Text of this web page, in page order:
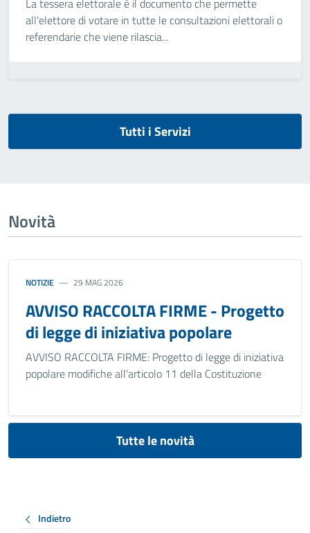
La tessera elettorale è il documento che permette
all'elettore di votare in tutte le consultazioni elettorali o
referendarie che viene rilascia...
Tutti i Servizi
Novità
NOTIZIE 29 MAG 2026
AVVISO RACCOLTA FIRME - Progetto
di legge di iniziativa popolare
AVVISO RACCOLTA FIRME: Progetto di legge di iniziativa
popolare modifiche all'articolo 11 della Costituzione
Tutte le novità
Indietro